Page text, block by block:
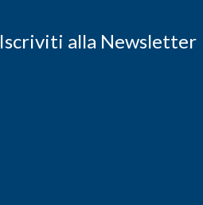
Iscriviti alla Newsletter